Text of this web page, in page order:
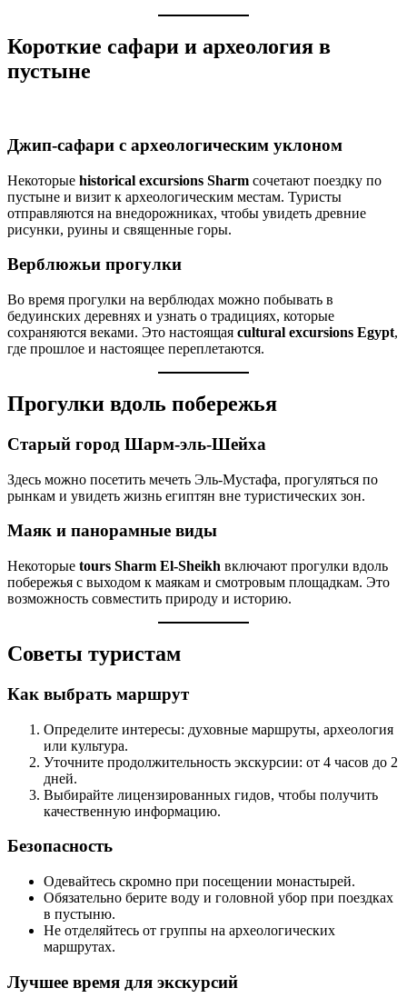
Короткие сафари и археология в
пустыне
Джип-сафари с археологическим уклоном
Некоторые historical excursions Sharm сочетают поездку по
пустыне и визит к археологическим местам. Туристы
отправляются на внедорожниках, чтобы увидеть древние
рисунки, руины и священные горы.
Верблюжьи прогулки
Во время прогулки на верблюдах можно побывать в
бедуинских деревнях и узнать о традициях, которые
сохраняются веками. Это настоящая cultural excursions Egypt,
где прошлое и настоящее переплетаются.
Прогулки вдоль побережья
Старый город Шарм-эль-Шейха
Здесь можно посетить мечеть Эль-Мустафа, прогуляться по
рынкам и увидеть жизнь египтян вне туристических зон.
Маяк и панорамные виды
Некоторые tours Sharm El-Sheikh включают прогулки вдоль
побережья с выходом к маякам и смотровым площадкам. Это
возможность совместить природу и историю.
Советы туристам
Как выбрать маршрут
Определите интересы: духовные маршруты, археология
или культура.
Уточните продолжительность экскурсии: от 4 часов до 2
дней.
Выбирайте лицензированных гидов, чтобы получить
качественную информацию.
Безопасность
Одевайтесь скромно при посещении монастырей.
Обязательно берите воду и головной убор при поездках
в пустыню.
Не отделяйтесь от группы на археологических
маршрутах.
Лучшее время для экскурсий